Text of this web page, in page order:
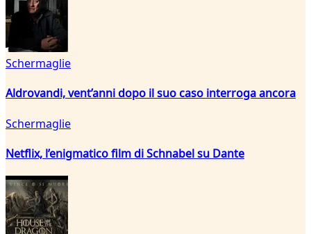
Schermaglie
Aldrovandi, vent’anni dopo il suo caso interroga ancora
Schermaglie
Netflix, l’enigmatico film di Schnabel su Dante